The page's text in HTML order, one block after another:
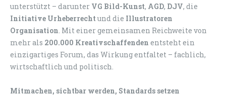
unterstützt – darunter VG Bild-Kunst, AGD, DJV, die
Initiative Urheberrecht und die Illustratoren
Organisation. Mit einer gemeinsamen Reichweite von
mehr als 200.000 Kreativschaffenden entsteht ein
einzigartiges Forum, das Wirkung entfaltet – fachlich,
wirtschaftlich und politisch.
Mitmachen, sichtbar werden, Standards setzen